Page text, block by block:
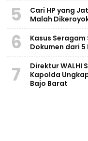
5
Cari HP yang
Malah
6
Kasus Seragam
Dokumen dari
7
Direktur WALHI
Kapolda
Bajo Barat